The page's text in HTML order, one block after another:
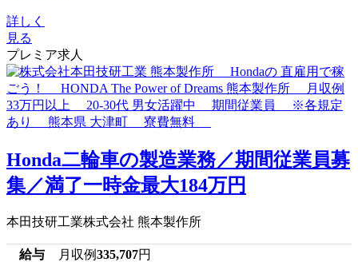
詳しく
見る
プレミア求人
Honda二輪車の製造業務／期間従業員募
集／満了一時金最大184万円
本田技研工業株式会社 熊本製作所
給与 月収例335,707円